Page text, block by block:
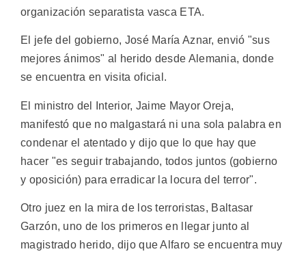
organización separatista vasca ETA.
El jefe del gobierno, José María Aznar, envió "sus
mejores ánimos" al herido desde Alemania, donde
se encuentra en visita oficial.
El ministro del Interior, Jaime Mayor Oreja,
manifestó que no malgastará ni una sola palabra en
condenar el atentado y dijo que lo que hay que
hacer "es seguir trabajando, todos juntos (gobierno
y oposición) para erradicar la locura del terror".
Otro juez en la mira de los terroristas, Baltasar
Garzón, uno de los primeros en llegar junto al
magistrado herido, dijo que Alfaro se encuentra muy